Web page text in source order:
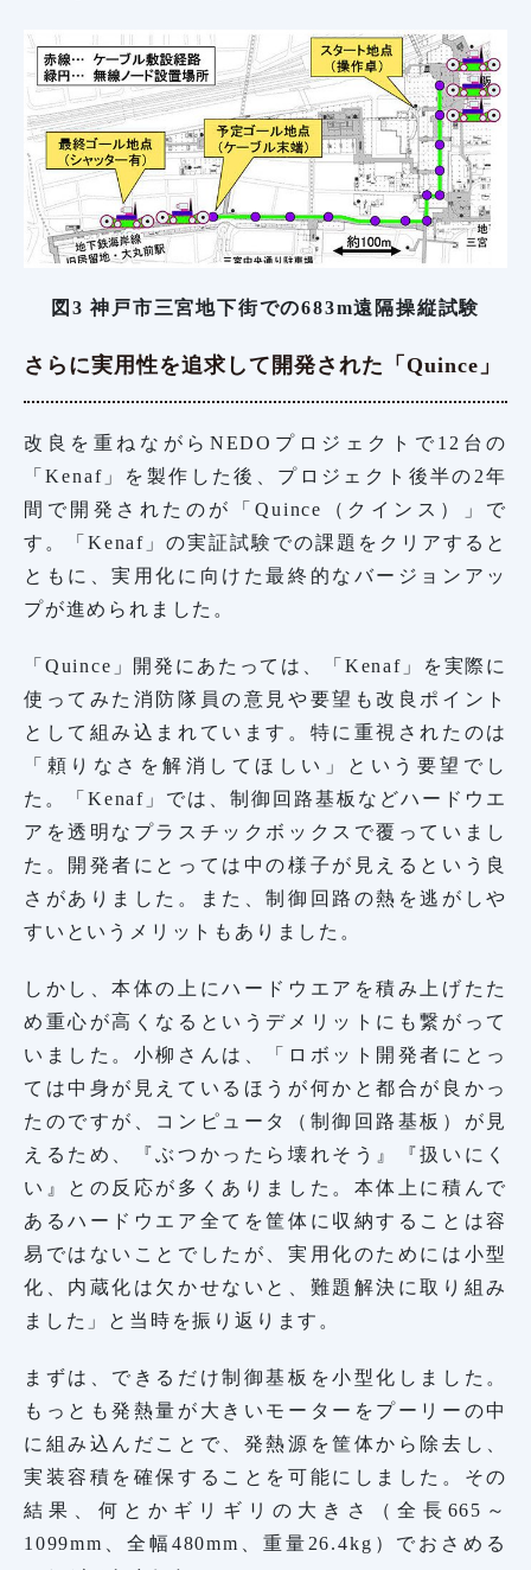
図3 神戸市三宮地下街での683m遠隔操縦試験
さらに実用性を追求して開発された「Quince」
改良を重ねながらNEDOプロジェクトで12台の
「Kenaf」を製作した後、プロジェクト後半の2年
間で開発されたのが「Quince（クインス）」で
す。「Kenaf」の実証試験での課題をクリアすると
ともに、実用化に向けた最終的なバージョンアッ
プが進められました。
「Quince」開発にあたっては、「Kenaf」を実際に
使ってみた消防隊員の意見や要望も改良ポイント
として組み込まれています。特に重視されたのは
「頼りなさを解消してほしい」という要望でし
た。「Kenaf」では、制御回路基板などハードウエ
アを透明なプラスチックボックスで覆っていまし
た。開発者にとっては中の様子が見えるという良
さがありました。また、制御回路の熱を逃がしや
すいというメリットもありました。
しかし、本体の上にハードウエアを積み上げたた
め重心が高くなるというデメリットにも繋がって
いました。小柳さんは、「ロボット開発者にとっ
ては中身が見えているほうが何かと都合が良かっ
たのですが、コンピュータ（制御回路基板）が見
えるため、『ぶつかったら壊れそう』『扱いにく
い』との反応が多くありました。本体上に積んで
あるハードウエア全てを筐体に収納することは容
易ではないことでしたが、実用化のためには小型
化、内蔵化は欠かせないと、難題解決に取り組み
ました」と当時を振り返ります。
まずは、できるだけ制御基板を小型化しました。
もっとも発熱量が大きいモーターをプーリーの中
に組み込んだことで、発熱源を筐体から除去し、
実装容積を確保することを可能にしました。その
結果、何とかギリギリの大きさ（全長665～
1099mm、全幅480mm、重量26.4kg）でおさめる